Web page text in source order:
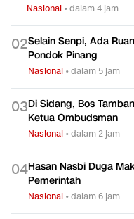
Nasional •dalam 4 jam
02Selain Senpi, Ada
Pondok Pinang
Nasional •dalam 5 jam
03Di Sidang, Bos
Ketua Ombudsman
Nasional •dalam 2 jam
04Hasan Nasbi Duga
Pemerintah
Nasional •dalam 6 jam